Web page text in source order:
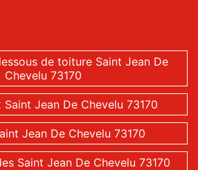
de toiture Saint Jean De
Chevelu 73170
Saint Jean De Chevelu 73170
Jean De Chevelu 73170
Saint Jean De Chevelu 73170